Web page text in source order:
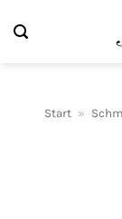
Inhalt
Start »